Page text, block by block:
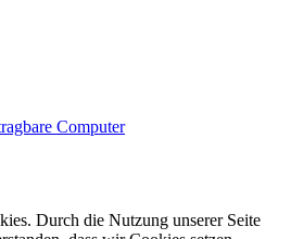
Computer
Durch die Nutzung unserer Seite